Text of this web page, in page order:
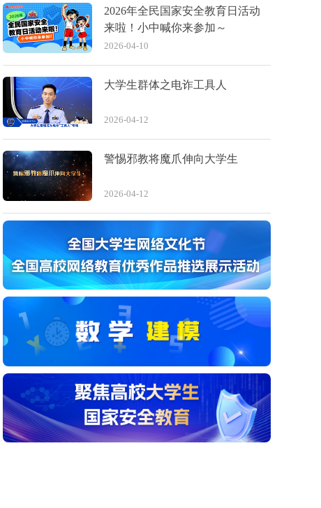
2026年全民国家安全教育日活动
来啦！小中喊你来参加～
2026-04-10
大学生群体之电诈工具人
2026-04-12
警惕邪教将魔爪伸向大学生
2026-04-12